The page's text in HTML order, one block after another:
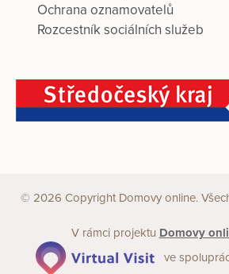
Ochrana oznamovatelů
Rozcestník sociálních služeb
© 2026 Copyright Domovy online.
V rámci projektu Domovy
ve